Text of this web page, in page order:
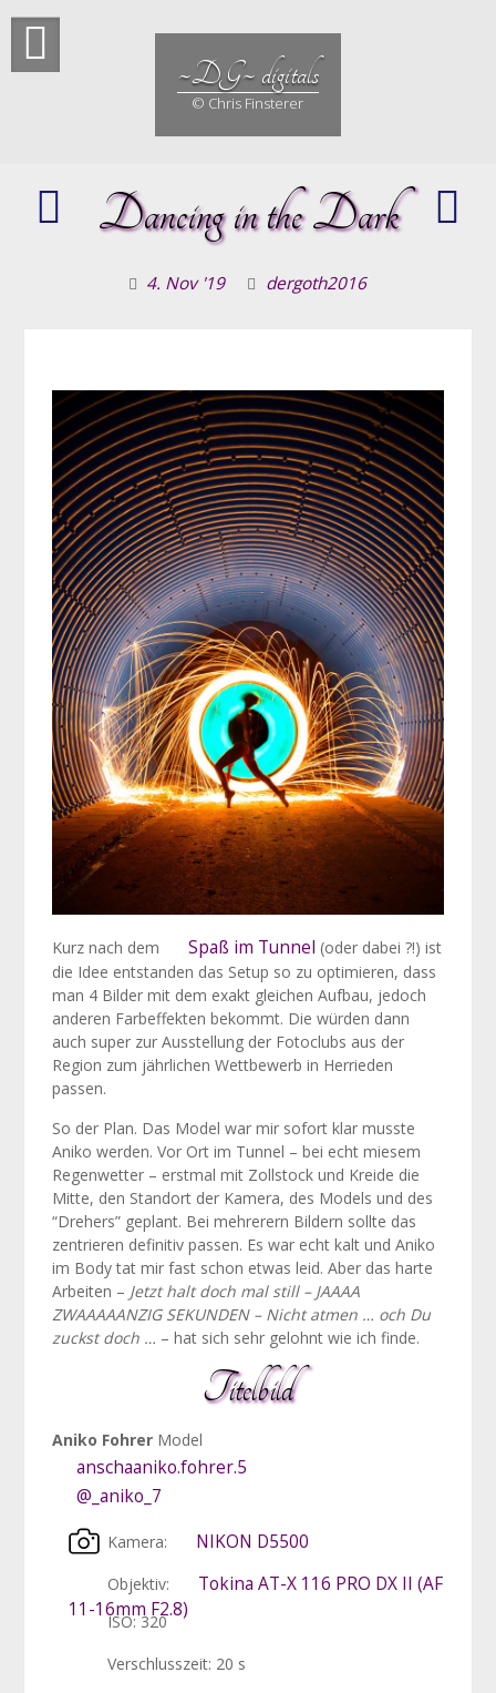
Skip
content
~DG~ digitals
© Chris Finsterer
Marokko
المغرب
Maghrib
Dancing in the Dark
4. Nov '19
dergoth2016
Kurz nach dem Spaß im Tunnel (oder dabei ?!) ist
die Idee entstanden das Setup so zu optimieren, dass
man 4 Bilder mit dem exakt gleichen Aufbau, jedoch
anderen Farbeffekten bekommt. Die würden dann
auch super zur Ausstellung der Fotoclubs aus der
Region zum jährlichen Wettbewerb in Herrieden
passen.
So der Plan. Das Model war mir sofort klar musste
Aniko werden. Vor Ort im Tunnel – bei echt miesem
Regenwetter – erstmal mit Zollstock und Kreide die
Mitte, den Standort der Kamera, des Models und des
“Drehers” geplant. Bei mehrerern Bildern sollte das
zentrieren definitiv passen. Es war echt kalt und Aniko
im Body tat mir fast schon etwas leid. Aber das harte
Arbeiten – Jetzt halt doch mal still – JAAAA
ZWAAAAANZIG SEKUNDEN – Nicht atmen … och Du
zuckst doch … – hat sich sehr gelohnt wie ich finde.
Titelbild
Aniko FohrerModel
anschaaniko.fohrer.5
@_aniko_7
Kamera: NIKON D5500
Objektiv:
Tokina AT-X 116 PRO DX II (AF
11-16mm F2.8)
ISO: 320
Verschlusszeit: 20 s